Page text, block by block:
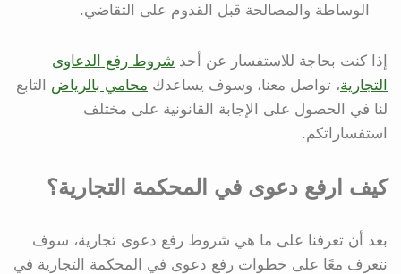
الوساطة والمصالحة قبل القدوم على التقاضي.
إذا كنت بحاجة للاستفسار عن أحد شروط رفع الدعاوى
التجارية، تواصل معنا، وسوف يساعدك محامي بالرياض التابع
لنا في الحصول على الإجابة القانونية على مختلف
استفساراتكم.
كيف ارفع دعوى في المحكمة التجارية؟
بعد أن تعرفنا على ما هي شروط رفع دعوى تجارية، سوف
نتعرف معًا على خطوات رفع دعوى في المحكمة التجارية في